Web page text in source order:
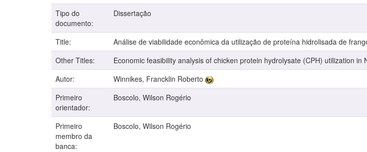
Tipo do
documento:
Dissertação
Title:
Análise de viabilidade econômica da utilização de proteína hidrolisada de
Other Titles:
Economic feasibility analysis of chicken protein hydrolysate (CPH) utilization in
Autor:
Winnikes, Francklin Roberto
Primeiro
orientador:
Boscolo, Wilson Rogério
Primeiro
membro da
banca:
Boscolo, Wilson Rogério